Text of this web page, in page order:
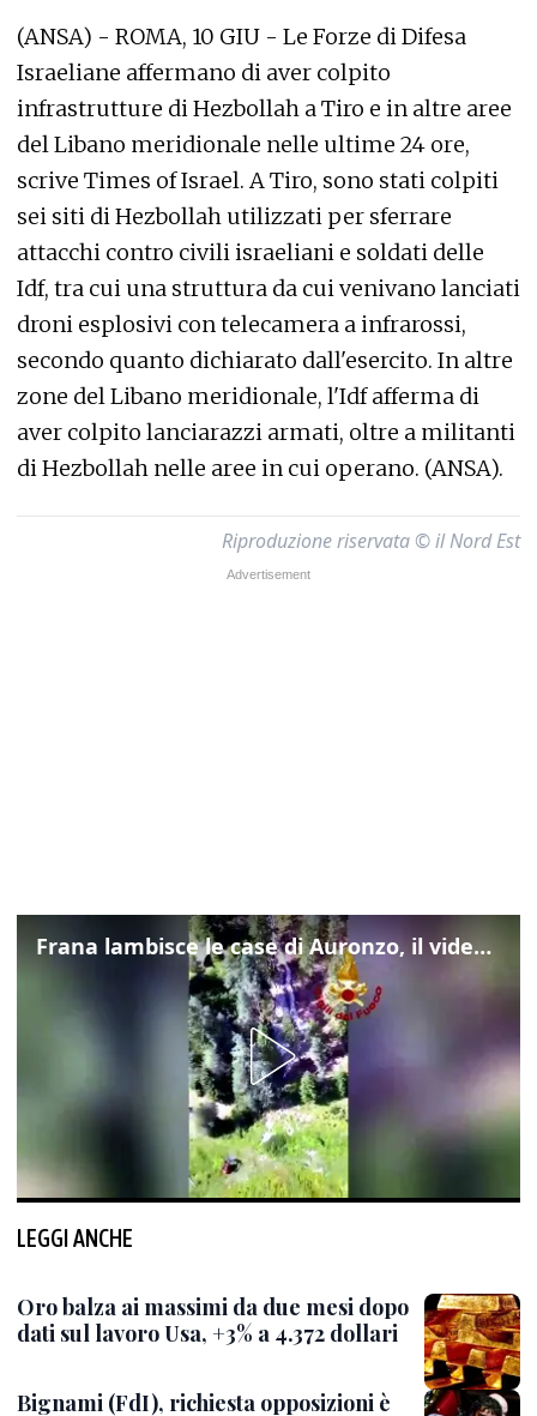
(ANSA) - ROMA, 10 GIU - Le Forze di Difesa
Israeliane affermano di aver colpito
infrastrutture di Hezbollah a Tiro e in altre aree
del Libano meridionale nelle ultime 24 ore,
scrive Times of Israel. A Tiro, sono stati colpiti
sei siti di Hezbollah utilizzati per sferrare
attacchi contro civili israeliani e soldati delle
Idf, tra cui una struttura da cui venivano lanciati
droni esplosivi con telecamera a infrarossi,
secondo quanto dichiarato dall'esercito. In altre
zone del Libano meridionale, l'Idf afferma di
aver colpito lanciarazzi armati, oltre a militanti
di Hezbollah nelle aree in cui operano. (ANSA).
Riproduzione riservata © il Nord Est
Frana lambisce le case di Auronzo, il video dall'elicottero dei vigili del fuoco
LEGGI ANCHE
Oro balza ai massimi da due mesi dopo
dati sul lavoro Usa, +3% a 4.372 dollari
Bignami (FdI), richiesta opposizioni è